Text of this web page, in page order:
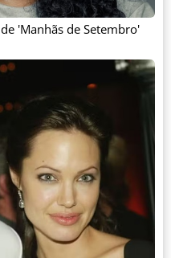
'Manhãs de Setembro'